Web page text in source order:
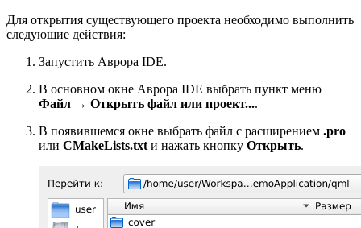
Для открытия существующего проекта необходимо выполнить
следующие действия:
Запустить Аврора IDE.
В основном окне Аврора IDE выбрать пункт меню
Файл → Открыть файл или проект....
В появившемся окне выбрать файл с расширением .pro
или CMakeLists.txt и нажать кнопку Открыть.